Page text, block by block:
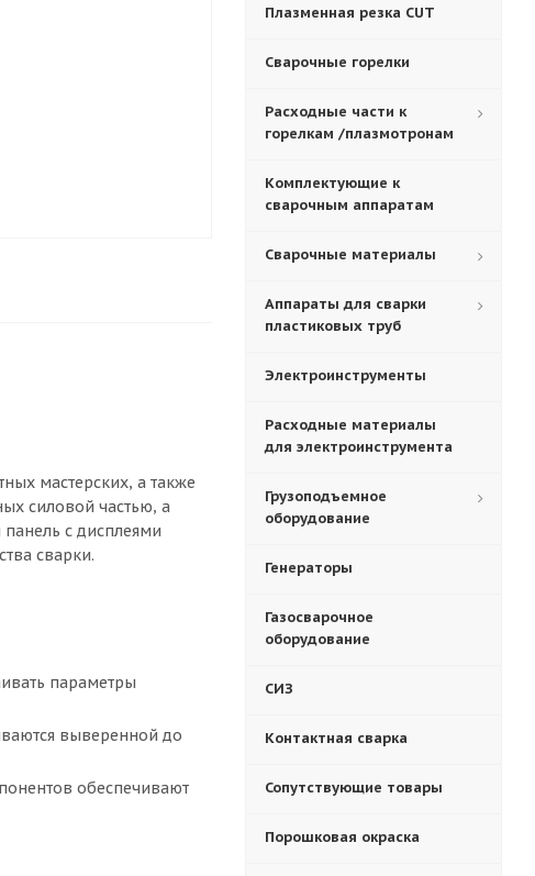
мастерских, а также
силовой частью, а
с дисплеями
сварки.
параметры
выверенной до
обеспечивают
Плазменная резка CUT
Сварочные горелки
Расходные части к
горелкам /плазмотронам
Комплектующие к
сварочным аппаратам
Сварочные материалы
Аппараты для сварки
пластиковых труб
Электроинструменты
Расходные материалы
для электроинструмента
Грузоподъемное
оборудование
Генераторы
Газосварочное
оборудование
СИЗ
Контактная сварка
Сопутствующие товары
Порошковая окраска